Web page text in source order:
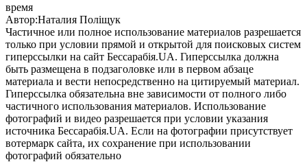
время
Автор:Наталия Поліщук
Частичное или полное использование материалов разрешается
только при условии прямой и открытой для поисковых систем
гиперссылки на сайт Бессарабія.UA. Гиперссылка должна
быть размещена в подзаголовке или в первом абзаце
материала и вести непосредственно на цитируемый материал.
Гиперссылка обязательна вне зависимости от полного либо
частичного использования материалов. Использование
фотографий и видео разрешается при условии указания
источника Бессарабія.UA. Если на фотографии присутствует
вотермарк сайта, их сохранение при использовании
фотографий обязательно